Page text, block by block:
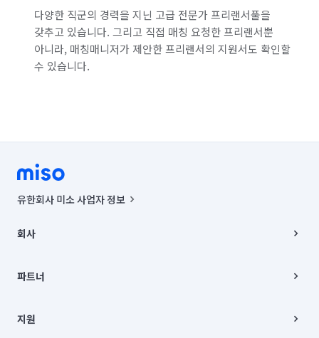
다양한 직군의 경력을 지닌 고급 전문가 프리랜서풀을
갖추고 있습니다. 그리고 직접 매칭 요청한 프리랜서뿐
아니라, 매칭매니저가 제안한 프리랜서의 지원서도 확인할
수 있습니다.
유한회사 미소 사업자 정보
00019 |
주소 | 본사: 서울특별시 종로구 율곡로 6(중학동, 트윈트리빌딩) B동 5층
컨택센터 : 서울특별시 종로구 수송동 율곡로 24, 7층, 8층 미소
상품, 상품정보, 거래에 관한 의무와 책임은 거래당사자에게 있습니다.
언론 보도 관련 문의:
회사
채용
파트너
이사
지원